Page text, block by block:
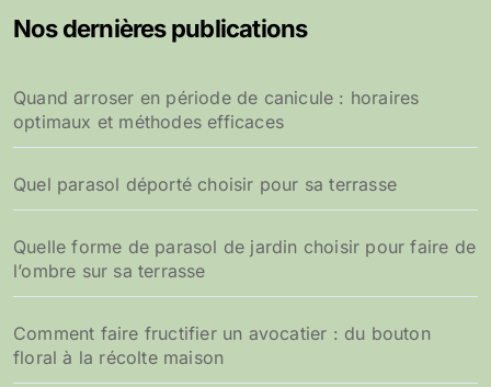
Nos dernières publications
Quand arroser en période de canicule : horaires
optimaux et méthodes efficaces
Quel parasol déporté choisir pour sa terrasse
Quelle forme de parasol de jardin choisir pour faire de
l’ombre sur sa terrasse
Comment faire fructifier un avocatier : du bouton
floral à la récolte maison